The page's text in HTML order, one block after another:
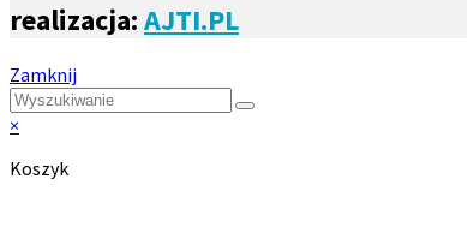
realizacja:AJTI.PL
Zamknij
×
Koszyk